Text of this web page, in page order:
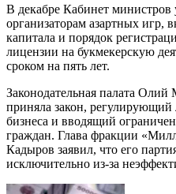
В декабре Кабинет министров
организаторам азартных игр,
капитала и порядок
лицензии на букмекерскую
сроком на пять лет.
Законодательная палата Олий
приняла закон, регулирующий
бизнеса и вводящий
граждан. Глава фракции
Кадыров заявил, что его
исключительно из-за